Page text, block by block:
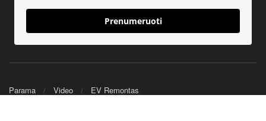
Prenumeruoti
Parama Video EV Remontas